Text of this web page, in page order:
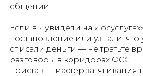
общении.
Если вы увидели на
постановление или узнали, что
списали деньги — не тратьте
разговоры в коридорах ФССП.
пристав — мастер затягивания